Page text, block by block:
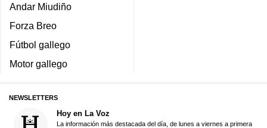
Andar Miudiño
Forza Breo
Fútbol gallego
Motor gallego
NEWSLETTERS
Hoy en La Voz
La información más destacada del día, de lunes a viernes a primera